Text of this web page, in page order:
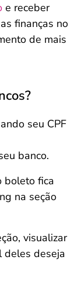
e receber
finanças no
de mais
seu CPF
banco.
boleto fica
na seção
visualizar
deles deseja